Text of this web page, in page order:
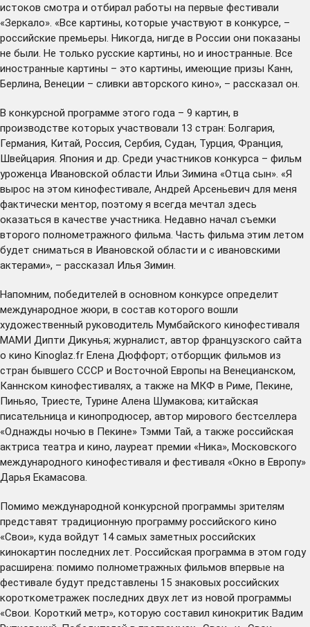
истоков смотра и отбирал работы на первые фестивали
«Зеркало». «Все картины, которые участвуют в конкурсе, –
российские премьеры. Никогда, нигде в России они показаны
не были. Не только русские картины, но и иностранные. Все
иностранные картины – это картины, имеющие призы Канн,
Берлина, Венеции – сливки авторского кино», – рассказал он.
В конкурсной программе этого года – 9 картин, в
производстве которых участвовали 13 стран: Болгария,
Германия, Китай, Россия, Сербия, Судан, Турция, Франция,
Швейцария. Япония и др. Среди участников конкурса – фильм
уроженца Ивановской области Ильи Зимина «Отца сын». «Я
вырос на этом кинофестивале, Андрей Арсеньевич для меня
фактически ментор, поэтому я всегда мечтал здесь
оказаться в качестве участника. Недавно начал съемки
второго полнометражного фильма. Часть фильма этим летом
будет сниматься в Ивановской области и с ивановскими
актерами», – рассказал Илья Зимин.
Напомним, победителей в основном конкурсе определит
международное жюри, в состав которого вошли
художественный руководитель Мумбайского кинофестиваля
МАМИ Дипти Дикунья; журналист, автор французского сайта
о кино Kinoglaz.fr Елена Дюффорт; отборщик фильмов из
стран бывшего СССР и Восточной Европы на Венецианском,
Каннском кинофестивалях, а также на МКФ в Риме, Пекине,
Пиньяо, Триесте, Турине Алена Шумакова; китайская
писательница и кинопродюсер, автор мирового бестселлера
«Однажды ночью в Пекине» Тэмми Тай, а также российская
актриса театра и кино, лауреат премии «Ника», Московского
международного кинофестиваля и фестиваля «Окно в Европу»
Дарья Екамасова.
Помимо международной конкурсной программы зрителям
представят традиционную программу российского кино
«Свои», куда войдут 14 самых заметных российских
кинокартин последних лет. Российская программа в этом году
расширена: помимо полнометражных фильмов впервые на
фестивале будут представлены 15 знаковых российских
короткометражек последних двух лет из новой программы
«Свои. Короткий метр», которую составил кинокритик Вадим